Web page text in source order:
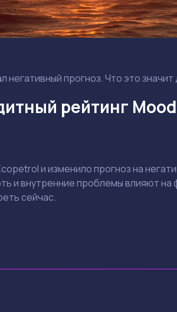
негативный прогноз. Что это
рейтинг
и изменило прогноз на
и внутренние проблемы влияют
сейчас.